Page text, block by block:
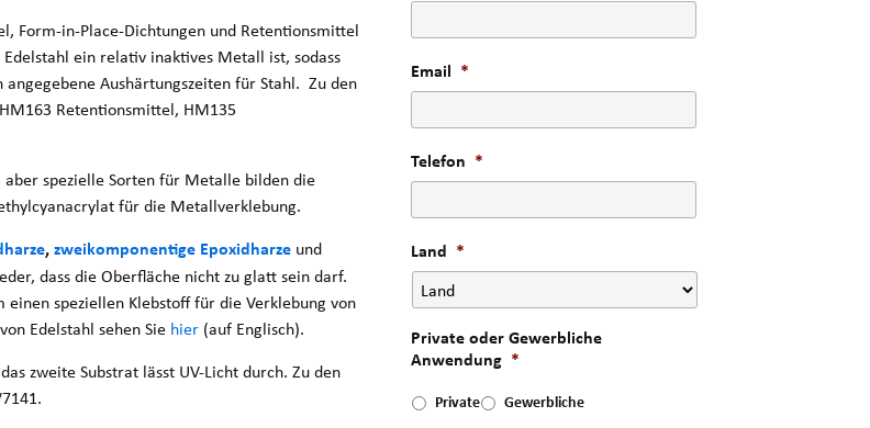
Form-in-Place-Dichtungen und Retentionsmittel
ein relativ inaktives Metall ist, sodass
Aushärtungszeiten für Stahl. Zu den
Retentionsmittel, HM135
spezielle Sorten für Metalle bilden die
für die Metallverklebung.
,zweikomponentige Epoxidharze und
dass die Oberfläche nicht zu glatt sein darf.
speziellen Klebstoff für die Verklebung von
Edelstahl sehen Sie hier (auf Englisch).
zweite Substrat lässt UV-Licht durch. Zu den
Email *
Telefon *
Land *
Private oder Gewerbliche
Anwendung *
Private Gewerbliche